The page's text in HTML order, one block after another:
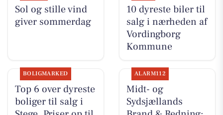
Sol og stille vind
giver sommerdag
10 dyreste biler til
salg i nærheden af
Vordingborg
Kommune
BOLIGMARKED
Top 6 over dyreste
boliger til salg i
ALARM112
Midt- og
Sydsjællands